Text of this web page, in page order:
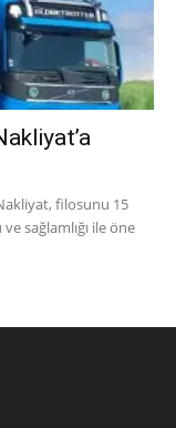
filosunu 15
sağlamlığı ile öne